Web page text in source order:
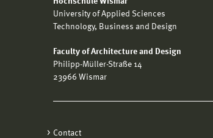
University of Applied Sciences
Technology, Business and Design
Faculty of Architecture and Design
Philipp-Müller-Straße 14
23966 Wismar
Contact